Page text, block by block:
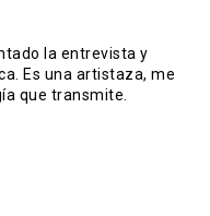
la entrevista y
Es una artistaza, me
que transmite.